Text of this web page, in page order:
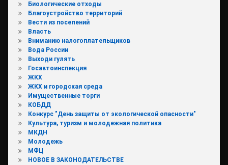
Биологические отходы
Благоустройство территорий
Вести из поселений
Власть
Вниманию налогоплательщиков
Вода России
Выходи гулять
Госавтоинспекция
ЖКХ
ЖКХ и городская среда
Имущественные торги
КОБДД
Конкурс "День защиты от экологической опасности"
Культура, туризм и молодежная политика
МКДН
Молодежь
МФЦ
НОВОЕ В ЗАКОНОДАТЕЛЬСТВЕ